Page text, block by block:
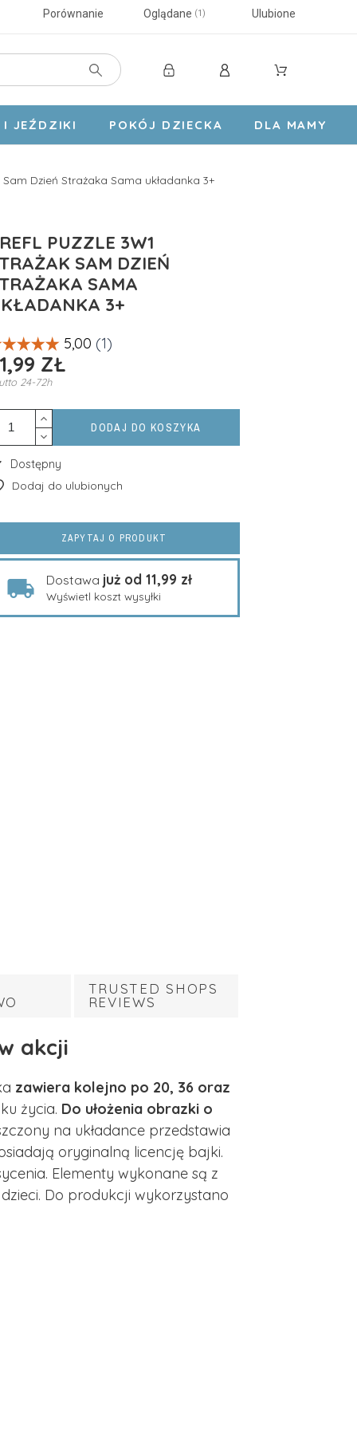
Porównanie Oglądane 1 Ulubione
I JEŹDZIKI POKÓJ DZIECKA DLA MAMY
Sam Dzień Strażaka Sama układanka 3+
PUZZLE 3W1
SAM DZIEŃ
SAMA
3+
ZŁ
24-72h
DODAJ DO KOSZYKA
Dostępny
Dodaj do ulubionych
ZAPYTAJ O PRODUKT
Dostawa już od 11,99 zł
Wyświetl koszt wysyłki
TRUSTED SHOPS
REVIEWS
akcji
zawiera kolejno po 20, 36 oraz
życia. Do ułożenia obrazki o
na układance przedstawia
oryginalną licencję bajki.
Elementy wykonane są z
Do produkcji wykorzystano